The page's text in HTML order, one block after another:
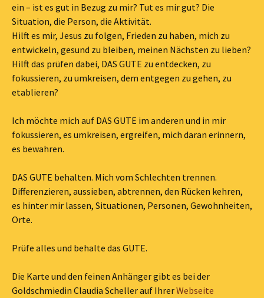
ein – ist es gut in Bezug zu mir? Tut es mir gut? Die
Situation, die Person, die Aktivität.
Hilft es mir, Jesus zu folgen, Frieden zu haben, mich zu
entwickeln, gesund zu bleiben, meinen Nächsten zu lieben?
Hilft das prüfen dabei, DAS GUTE zu entdecken, zu
fokussieren, zu umkreisen, dem entgegen zu gehen, zu
etablieren?
Ich möchte mich auf DAS GUTE im anderen und in mir
fokussieren, es umkreisen, ergreifen, mich daran erinnern,
es bewahren.
DAS GUTE behalten. Mich vom Schlechten trennen.
Differenzieren, aussieben, abtrennen, den Rücken kehren,
es hinter mir lassen, Situationen, Personen, Gewohnheiten,
Orte.
Prüfe alles und behalte das GUTE.
Die Karte und den feinen Anhänger gibt es bei der
Goldschmiedin Claudia Scheller auf IhrerWebseite